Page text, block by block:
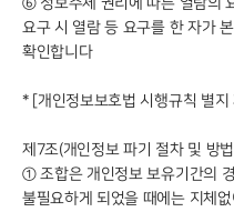
요구 시 열람 등 요구를 한 자가
확인합니다
* [개인정보보호법 시행규칙 별
제7조(개인정보 파기 절차 및 방
① 조합은 개인정보 보유기간의
불필요하게 되었을 때에는 지체